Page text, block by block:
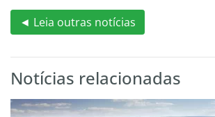
◄ Leia outras notícias
Notícias relacionadas